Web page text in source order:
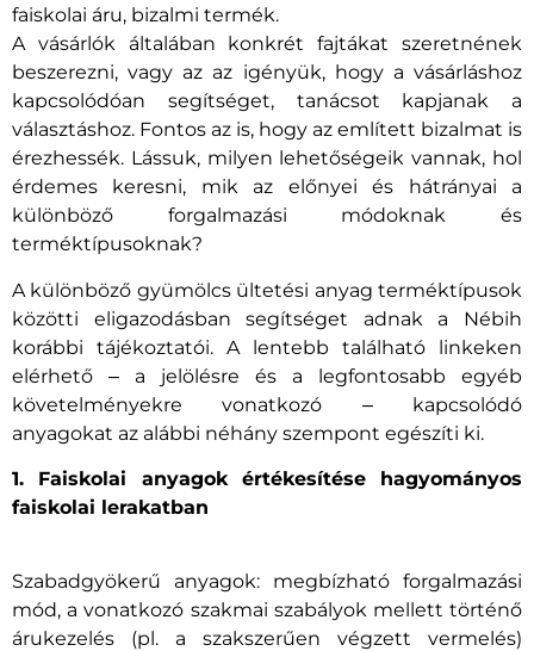
faiskolai áru, bizalmi termék.
A vásárlók általában konkrét fajtákat szeretnének
beszerezni, vagy az az igényük, hogy a vásárláshoz
kapcsolódóan segítséget, tanácsot kapjanak a
választáshoz. Fontos az is, hogy az említett bizalmat is
érezhessék. Lássuk, milyen lehetőségeik vannak, hol
érdemes keresni, mik az előnyei és hátrányai a
különböző forgalmazási módoknak és
terméktípusoknak?
A különböző gyümölcs ültetési anyag terméktípusok
közötti eligazodásban segítséget adnak a Nébih
korábbi tájékoztatói. A lentebb található linkeken
elérhető ‒ a jelölésre és a legfontosabb egyéb
követelményekre vonatkozó ‒ kapcsolódó
anyagokat az alábbi néhány szempont egészíti ki.
1. Faiskolai anyagok értékesítése hagyományos
faiskolai lerakatban
Szabadgyökerű anyagok: megbízható forgalmazási
mód, a vonatkozó szakmai szabályok mellett történő
árukezelés (pl. a szakszerűen végzett vermelés)